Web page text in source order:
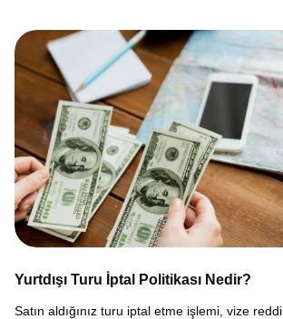
Yurtdışı Turu İptal Politikası Nedir?
Satın aldığınız turu iptal etme işlemi, vize